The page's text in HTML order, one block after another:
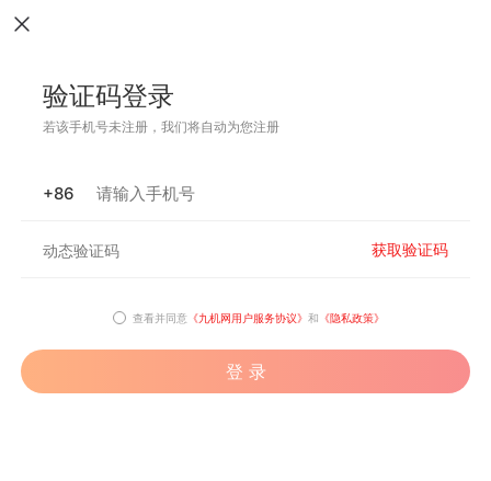
验证码登录
若该手机号未注册，我们将自动为您注册
+86
获取验证码
查看并同意 《九机网用户服务协议》 和 《隐私政策》
登 录